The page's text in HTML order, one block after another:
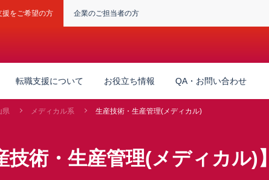
援をご希望の方 企業のご担当者の方
転職支援について お役立ち情報 QA・お問い合わせ
県 メディカル系 生産技術・生産管理(メディカル)
技術・生産管理(メディカル)